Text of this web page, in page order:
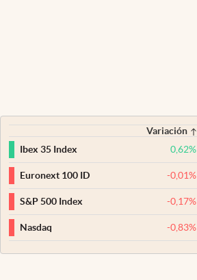
Variación
Ibex 35 Index
0,62%
Euronext 100 ID -0,01%
S&P 500 Index -0,17%
Nasdaq -0,83%